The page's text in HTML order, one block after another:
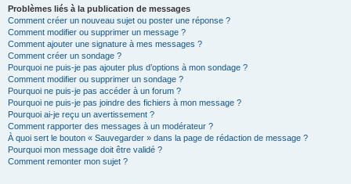
Problèmes liés à la publication de messages
Comment créer un nouveau sujet ou poster une réponse ?
Comment modifier ou supprimer un message ?
Comment ajouter une signature à mes messages ?
Comment créer un sondage ?
Pourquoi ne puis-je pas ajouter plus d’options à mon sondage ?
Comment modifier ou supprimer un sondage ?
Pourquoi ne puis-je pas accéder à un forum ?
Pourquoi ne puis-je pas joindre des fichiers à mon message ?
Pourquoi ai-je reçu un avertissement ?
Comment rapporter des messages à un modérateur ?
À quoi sert le bouton « Sauvegarder » dans la page de rédaction de message ?
Pourquoi mon message doit être validé ?
Comment remonter mon sujet ?